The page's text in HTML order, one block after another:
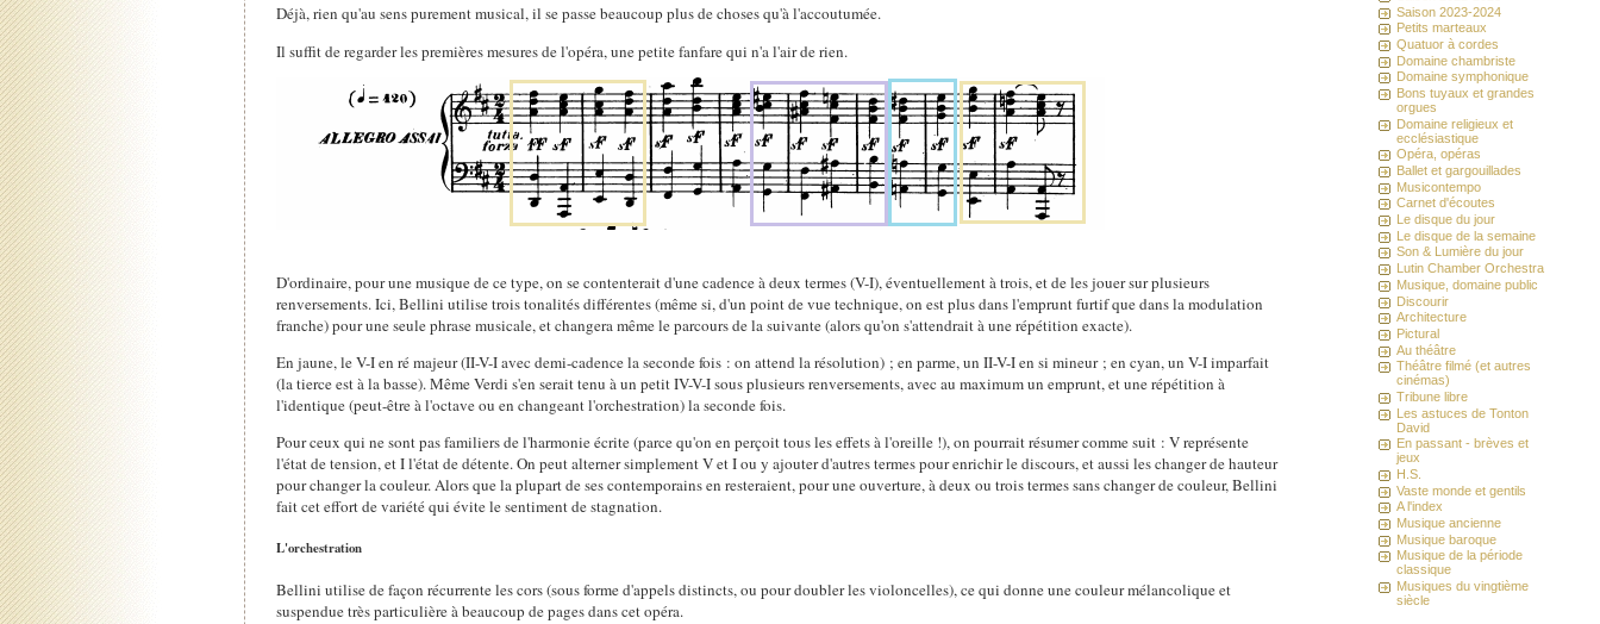
Déjà, rien qu'au sens purement musical, il se passe beaucoup plus de choses qu'à l'accoutumée.
Il suffit de regarder les premières mesures de l'opéra, une petite fanfare qui n'a l'air de rien.
D'ordinaire, pour une musique de ce type, on se contenterait d'une cadence à deux termes (V-I), éventuellement à trois, et de les jouer sur plusieurs
renversements. Ici, Bellini utilise trois tonalités différentes (même si, d'un point de vue technique, on est plus dans l'emprunt furtif que dans la modulation
franche) pour une seule phrase musicale, et changera même le parcours de la suivante (alors qu'on s'attendrait à une répétition exacte).
En jaune, le V-I en ré majeur (II-V-I avec demi-cadence la seconde fois : on attend la résolution) ; en parme, un II-V-I en si mineur ; en cyan, un V-I imparfait
(la tierce est à la basse). Même Verdi s'en serait tenu à un petit IV-V-I sous plusieurs renversements, avec au maximum un emprunt, et une répétition à
l'identique (peut-être à l'octave ou en changeant l'orchestration) la seconde fois.
Pour ceux qui ne sont pas familiers de l'harmonie écrite (parce qu'on en perçoit tous les effets à l'oreille !), on pourrait résumer comme suit : V représente
l'état de tension, et I l'état de détente. On peut alterner simplement V et I ou y ajouter d'autres termes pour enrichir le discours, et aussi les changer de hauteur
pour changer la couleur. Alors que la plupart de ses contemporains en resteraient, pour une ouverture, à deux ou trois termes sans changer de couleur, Bellini
fait cet effort de variété qui évite le sentiment de stagnation.
L'orchestration
Bellini utilise de façon récurrente les cors (sous forme d'appels distincts, ou pour doubler les violoncelles), ce qui donne une couleur mélancolique et
suspendue très particulière à beaucoup de pages dans cet opéra.
Saison 2023-2024
Petits marteaux
Quatuor à cordes
Domaine chambriste
Domaine symphonique
Bons tuyaux et grandes
orgues
Domaine religieux et
ecclésiastique
Opéra, opéras
Ballet et gargouillades
Musicontempo
Carnet d'écoutes
Le disque du jour
Le disque de la semaine
Son & Lumière du jour
Lutin Chamber Orchestra
Musique, domaine public
Discourir
Architecture
Pictural
Au théâtre
Théâtre filmé (et autres
cinémas)
Tribune libre
Les astuces de Tonton
David
En passant - brèves et
jeux
H.S.
Vaste monde et gentils
A l'index
Musique ancienne
Musique baroque
Musique de la période
classique
Musiques du vingtième
siècle